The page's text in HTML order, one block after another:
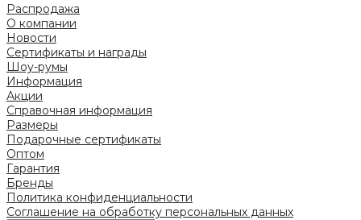
Распродажа
О компании
Новости
Сертификаты и награды
Шоу-румы
Информация
Акции
Справочная информация
Размеры
Подарочные сертификаты
Оптом
Гарантия
Бренды
Политика конфиденциальности
Соглашение на обработку персональных данных